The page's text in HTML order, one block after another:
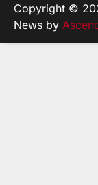
Copyright ©
News by